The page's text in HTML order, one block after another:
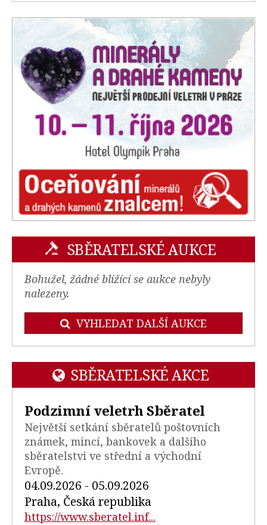
SBĚRATELSKÉ AUKCE
Bohužel, žádné blížící se aukce nebyly
nalezeny.
VYHLEDAT DALŠÍ AUKCE
SBĚRATELSKÉ AKCE
Podzimní veletrh Sběratel
Největší setkání sběratelů poštovních
známek, mincí, bankovek a dalšího
sběratelstvi ve střední a východní
Evropě.
04.09.2026 - 05.09.2026
Praha, Česká republika
https://www.sberatel.inf...